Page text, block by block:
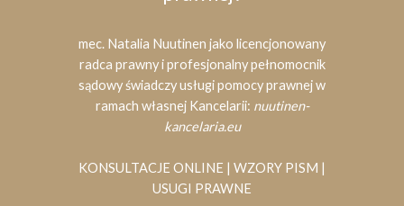
mec. Natalia Nuutinen jako licencjonowany
radca prawny i profesjonalny pełnomocnik
sądowy świadczy usługi pomocy prawnej w
ramach własnej Kancelarii: nuutinen-
kancelaria.eu
KONSULTACJE ONLINE | WZORY PISM |
USUGI PRAWNE